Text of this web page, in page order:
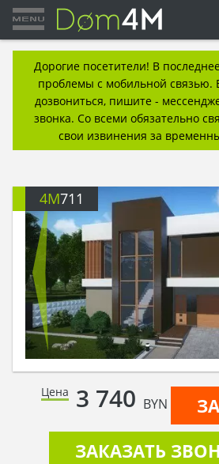
Дорогие посетители! В
проблемы с мобильной связью.
дозвониться, пишите -
звонка. Со всеми обязательно
свои извинения за
4M711
Цена 3 740 BYN
ЗАКАЗАТЬ